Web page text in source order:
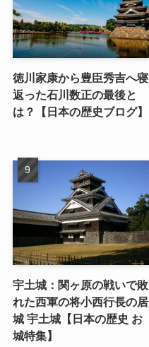
徳川家康から豊臣秀吉へ寝
返った石川数正の最後と
は？【日本の歴史ブログ】
宇土城：関ヶ原の戦いで敗
れた西軍の将小西行長の居
城 宇土城【日本の歴史 お
城特集】